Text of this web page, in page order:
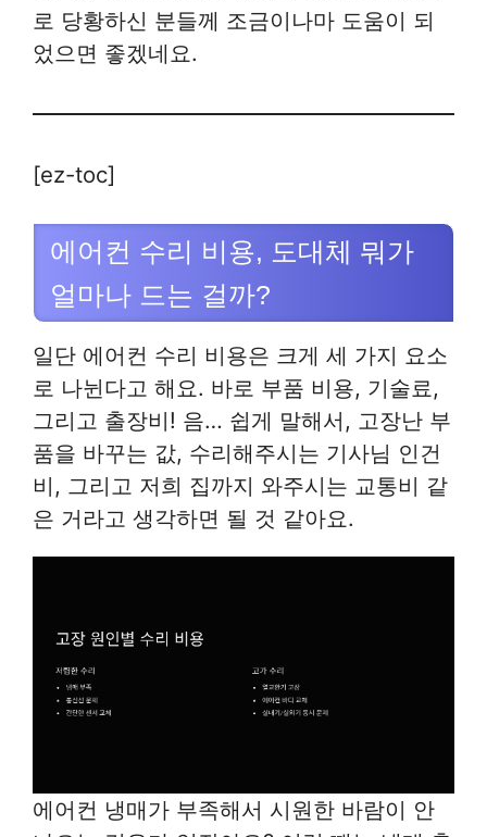
로 당황하신 분들께 조금이나마 도움이 되
었으면 좋겠네요.
[ez-toc]
에어컨 수리 비용, 도대체 뭐가
얼마나 드는 걸까?
일단 에어컨 수리 비용은 크게 세 가지 요소
로 나뉜다고 해요. 바로 부품 비용, 기술료,
그리고 출장비! 음… 쉽게 말해서, 고장난 부
품을 바꾸는 값, 수리해주시는 기사님 인건
비, 그리고 저희 집까지 와주시는 교통비 같
은 거라고 생각하면 될 것 같아요.
에어컨 냉매가 부족해서 시원한 바람이 안